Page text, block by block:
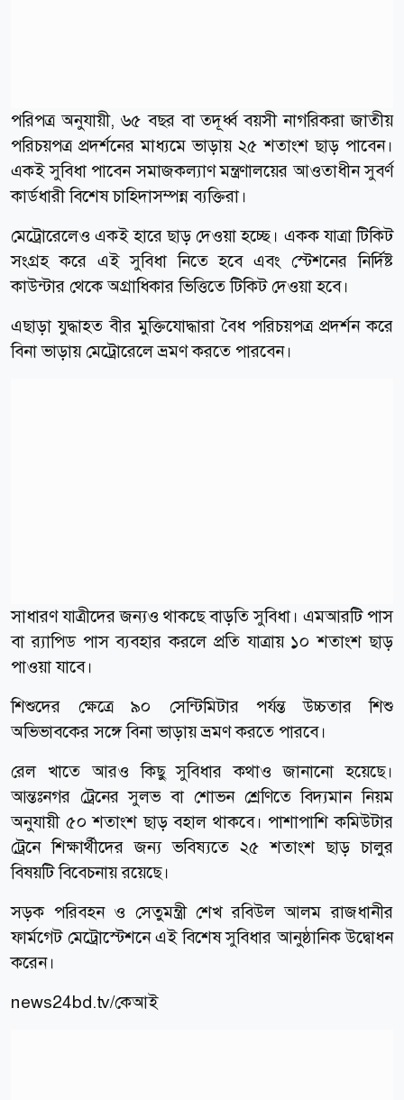
পরিপত্র অনুযায়ী, ৬৫ বছর বা তদূর্ধ্ব বয়সী নাগরিকরা জাতীয়
পরিচয়পত্র প্রদর্শনের মাধ্যমে ভাড়ায় ২৫ শতাংশ ছাড় পাবেন।
একই সুবিধা পাবেন সমাজকল্যাণ মন্ত্রণালয়ের আওতাধীন সুবর্ণ
কার্ডধারী বিশেষ চাহিদাসম্পন্ন ব্যক্তিরা।
মেট্রোরেলেও একই হারে ছাড় দেওয়া হচ্ছে। একক যাত্রা টিকিট
সংগ্রহ করে এই সুবিধা নিতে হবে এবং স্টেশনের নির্দিষ্ট
কাউন্টার থেকে অগ্রাধিকার ভিত্তিতে টিকিট দেওয়া হবে।
এছাড়া যুদ্ধাহত বীর মুক্তিযোদ্ধারা বৈধ পরিচয়পত্র প্রদর্শন করে
বিনা ভাড়ায় মেট্রোরেলে ভ্রমণ করতে পারবেন।
সাধারণ যাত্রীদের জন্যও থাকছে বাড়তি সুবিধা। এমআরটি পাস
বা র‍্যাপিড পাস ব্যবহার করলে প্রতি যাত্রায় ১০ শতাংশ ছাড়
পাওয়া যাবে।
শিশুদের ক্ষেত্রে ৯০ সেন্টিমিটার পর্যন্ত উচ্চতার শিশু
অভিভাবকের সঙ্গে বিনা ভাড়ায় ভ্রমণ করতে পারবে।
রেল খাতে আরও কিছু সুবিধার কথাও জানানো হয়েছে।
আন্তঃনগর ট্রেনের সুলভ বা শোভন শ্রেণিতে বিদ্যমান নিয়ম
অনুযায়ী ৫০ শতাংশ ছাড় বহাল থাকবে। পাশাপাশি কমিউটার
ট্রেনে শিক্ষার্থীদের জন্য ভবিষ্যতে ২৫ শতাংশ ছাড় চালুর
বিষয়টি বিবেচনায় রয়েছে।
সড়ক পরিবহন ও সেতুমন্ত্রী শেখ রবিউল আলম রাজধানীর
ফার্মগেট মেট্রোস্টেশনে এই বিশেষ সুবিধার আনুষ্ঠানিক উদ্বোধন
করেন।
news24bd.tv/কেআই